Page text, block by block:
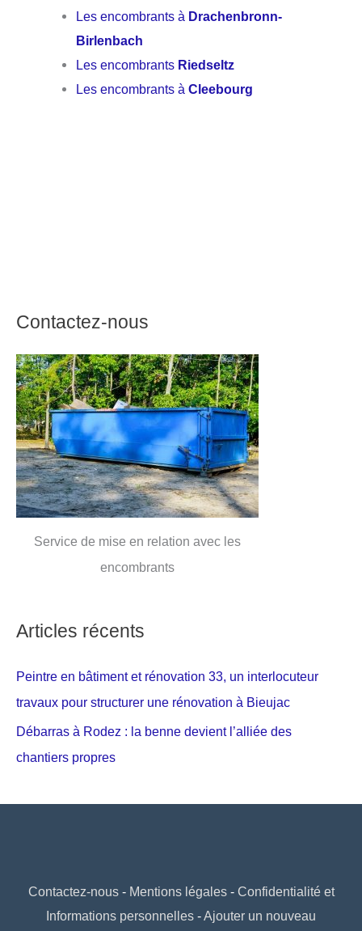
Les encombrants à Drachenbronn-
Birlenbach
Les encombrants Riedseltz
Les encombrants àCleebourg
Contactez-nous
Service de mise en relation avec les
encombrants
Articles récents
Peintre en bâtiment et rénovation 33, un interlocuteur
travaux pour structurer une rénovation à Bieujac
Débarras à Rodez : la benne devient l’alliée des
chantiers propres
Contactez-nous- Mentions légales- Confidentialité et
Informations personnelles -Ajouter un nouveau